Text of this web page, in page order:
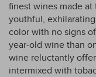
finest wines made
youthful,
color with no signs
year-old wine than
wine reluctantly
intermixed with